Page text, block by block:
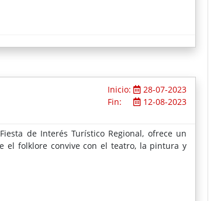
Inicio:
28-07-2023
Fin:
12-08-2023
de Interés Turístico Regional, ofrece un
el folklore convive con el teatro, la pintura y